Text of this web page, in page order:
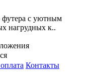
футера с уютным
нагрудных к..
Контакты